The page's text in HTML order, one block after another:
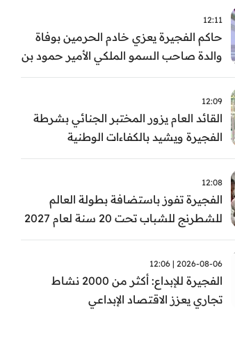
12:11
حاكم الفجيرة يعزي خادم الحرمين بوفاة
والدة صاحب السمو الملكي الأمير حمود بن
سعود بن عبد العزيز آل سعود
12:09
القائد العام يزور المختبر الجنائي بشرطة
الفجيرة ويشيد بالكفاءات الوطنية
والتقنيات الحديثة
12:08
الفجيرة تفوز باستضافة بطولة العالم
للشطرنج للشباب تحت 20 سنة لعام 2027
2026-08-06 | 12:06
الفجيرة للإبداع: أكثر من 2000 نشاط
تجاري يعزز الاقتصاد الإبداعي